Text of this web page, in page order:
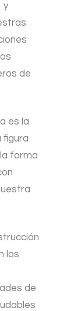
y
de
es la
figura
forma
los
de